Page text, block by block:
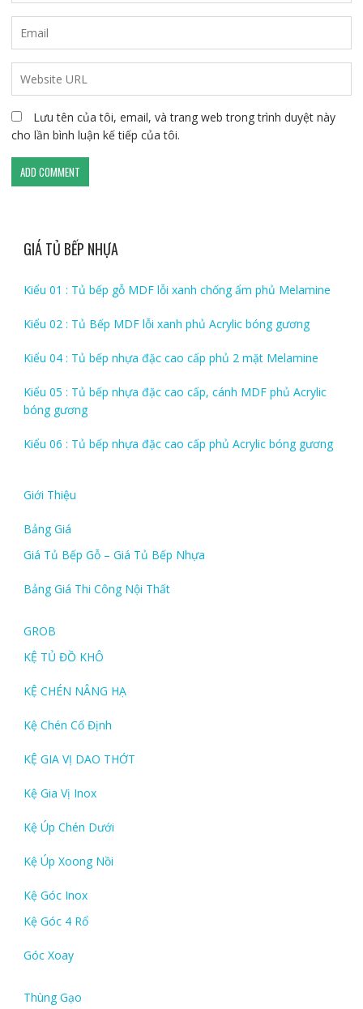
Lưu tên của tôi, email, và trang web trong trình duyệt này
cho lần bình luận kế tiếp của tôi.
GIÁ TỦ BẾP NHỰA
Kiểu 01 : Tủ bếp gỗ MDF lỗi xanh chống ẩm phủ Melamine
Kiểu 02 : Tủ Bếp MDF lỗi xanh phủ Acrylic bóng gương
Kiểu 04 : Tủ bếp nhựa đặc cao cấp phủ 2 mặt Melamine
Kiểu 05 : Tủ bếp nhựa đặc cao cấp, cánh MDF phủ Acrylic
bóng gương
Kiểu 06 : Tủ bếp nhựa đặc cao cấp phủ Acrylic bóng gương
Giới Thiệu
Bảng Giá
Giá Tủ Bếp Gỗ – Giá Tủ Bếp Nhựa
Bảng Giá Thi Công Nội Thất
GROB
KỆ TỦ ĐỒ KHÔ
KỆ CHÉN NÂNG HẠ
Kệ Chén Cố Định
KỆ GIA VỊ DAO THỚT
Kệ Gia Vị Inox
Kệ Úp Chén Dưới
Kệ Úp Xoong Nồi
Kệ Góc Inox
Kệ Góc 4 Rổ
Góc Xoay
Thùng Gạo